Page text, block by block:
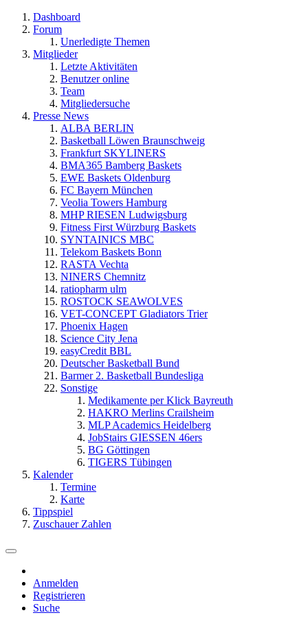
Dashboard
Forum
Unerledigte Themen
Mitglieder
Letzte Aktivitäten
Benutzer online
Team
Mitgliedersuche
Presse News
ALBA BERLIN
Basketball Löwen Braunschweig
Frankfurt SKYLINERS
BMA365 Bamberg Baskets
EWE Baskets Oldenburg
FC Bayern München
Veolia Towers Hamburg
MHP RIESEN Ludwigsburg
Fitness First Würzburg Baskets
SYNTAINICS MBC
Telekom Baskets Bonn
RASTA Vechta
NINERS Chemnitz
ratiopharm ulm
ROSTOCK SEAWOLVES
VET-CONCEPT Gladiators Trier
Phoenix Hagen
Science City Jena
easyCredit BBL
Deutscher Basketball Bund
Barmer 2. Basketball Bundesliga
Sonstige
Medikamente per Klick Bayreuth
HAKRO Merlins Crailsheim
MLP Academics Heidelberg
JobStairs GIESSEN 46ers
BG Göttingen
TIGERS Tübingen
Kalender
Termine
Karte
Tippspiel
Zuschauer Zahlen
Anmelden
Registrieren
Suche